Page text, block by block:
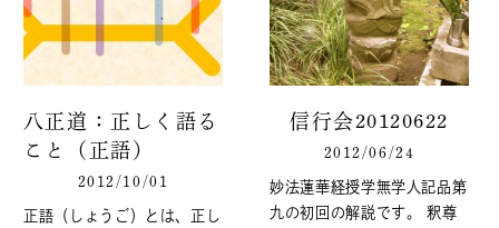
八正道：正しく語る
こと（正語）
2012/10/01
正語（しょうご）とは、正し
信行会20120622
2012/06/24
妙法蓮華経授学無学人記品第
九の初回の解説です。 釈尊